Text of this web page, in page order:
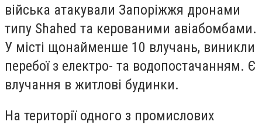
війська атакували Запоріжжя дронами
типу Shahed та керованими авіабомбами.
У місті щонайменше 10 влучань, виникли
перебої з електро- та водопостачанням. Є
влучання в житлові будинки.
На території одного з промислових